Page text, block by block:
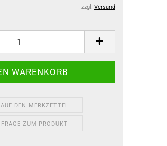
zzgl. Versand
AUF DEN MERKZETTEL
FRAGE ZUM PRODUKT